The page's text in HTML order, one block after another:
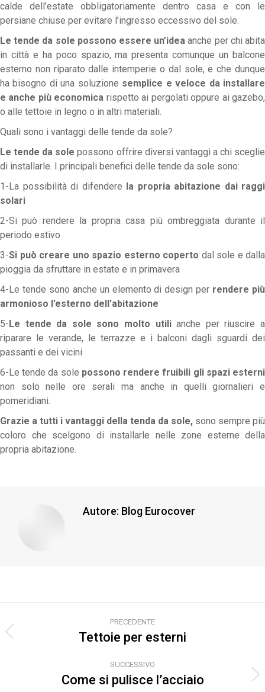
calde dell’estate obbligatoriamente dentro casa e con le
persiane chiuse per evitare l’ingresso eccessivo del sole.
Le tende da sole possono essere un’idea anche per chi abita
in città e ha poco spazio, ma presenta comunque un balcone
esterno non riparato dalle intemperie o dal sole, e che dunque
ha bisogno di una soluzione semplice e veloce da installare
e anche più economica rispetto ai pergolati oppure ai gazebo,
o alle tettoie in legno o in altri materiali.
Quali sono i vantaggi delle tende da sole?
Le tende da sole possono offrire diversi vantaggi a chi sceglie
di installarle. I principali benefici delle tende da sole sono:
1-La possibilità di difendere la propria abitazione dai raggi
solari
2-Si può rendere la propria casa più ombreggiata durante il
periodo estivo
3-Si può creare uno spazio esterno coperto dal sole e dalla
pioggia da sfruttare in estate e in primavera
4-Le tende sono anche un elemento di design per rendere più
armonioso l’esterno dell’abitazione
5-Le tende da sole sono molto utilianche per riuscire a
riparare le verande, le terrazze e i balconi dagli sguardi dei
passanti e dei vicini
6-Le tende da sole possono rendere fruibili gli spazi esterni
non solo nelle ore serali ma anche in quelli giornalieri e
pomeridiani.
Grazie a tutti i vantaggi della tenda da sole, sono sempre più
coloro che scelgono di installarle nelle zone esterne della
propria abitazione.
Autore: Blog Eurocover
tra
PRECEDENTE
Post
Tettoie per esterni
SUCCESSIVO
Prossimo
Come si pulisce l’acciaio